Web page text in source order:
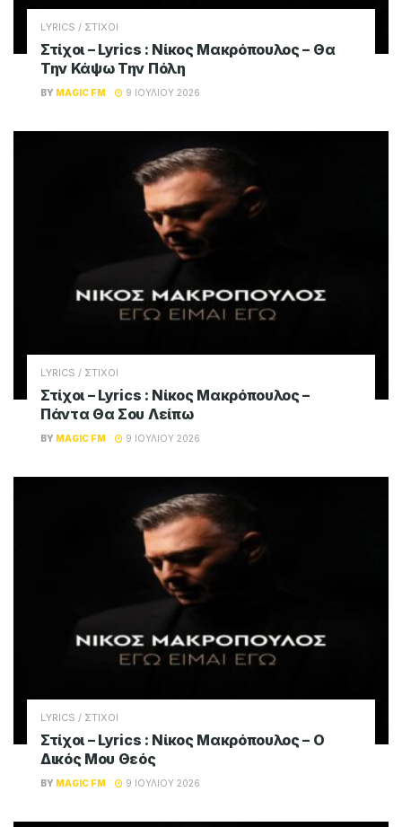
LYRICS / ΣΤΙΧΟΙ
Στίχοι – Lyrics : Νίκος Μακρόπουλος – Θα
Την Κάψω Την Πόλη
BY MAGIC FM 9 ΙΟΥΛΊΟΥ 2026
LYRICS / ΣΤΙΧΟΙ
Στίχοι – Lyrics : Νίκος Μακρόπουλος –
Πάντα Θα Σου Λείπω
BY MAGIC FM 9 ΙΟΥΛΊΟΥ 2026
LYRICS / ΣΤΙΧΟΙ
Στίχοι – Lyrics : Νίκος Μακρόπουλος – Ο
Δικός Μου Θεός
BY MAGIC FM 9 ΙΟΥΛΊΟΥ 2026